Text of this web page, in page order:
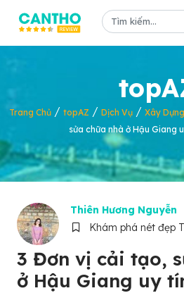
Trang Chủ / topAZ / Dịch Vụ / Xây
sửa chữa nhà ở Hậu Giang
Thiên Hương Nguyễn
Khám phá nét đẹp
3 Đơn vị cải tạo,
ở Hậu Giang uy